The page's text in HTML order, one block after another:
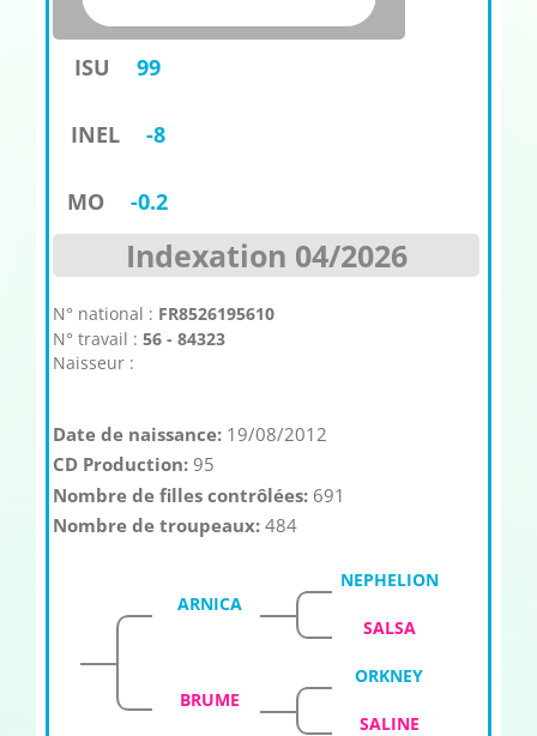
ISU 99
INEL -8
MO -0.2
Indexation 04/2026
N° national : FR8526195610
N° travail : 56 - 84323
Naisseur :
Date de naissance: 19/08/2012
CD Production:95
Nombre de filles contrôlées: 691
Nombre de troupeaux:484
ARNICA
NEPHELION
SALSA
BRUME
ORKNEY
SALINE